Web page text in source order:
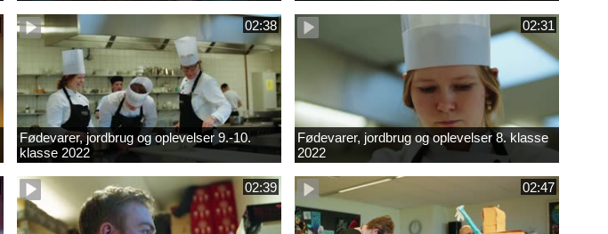
02:38
Fødevarer, jordbrug og oplevelser 9.-10.
klasse 2022
02:31
Fødevarer, jordbrug og oplevelser 8. klasse
2022
02:39 02:47